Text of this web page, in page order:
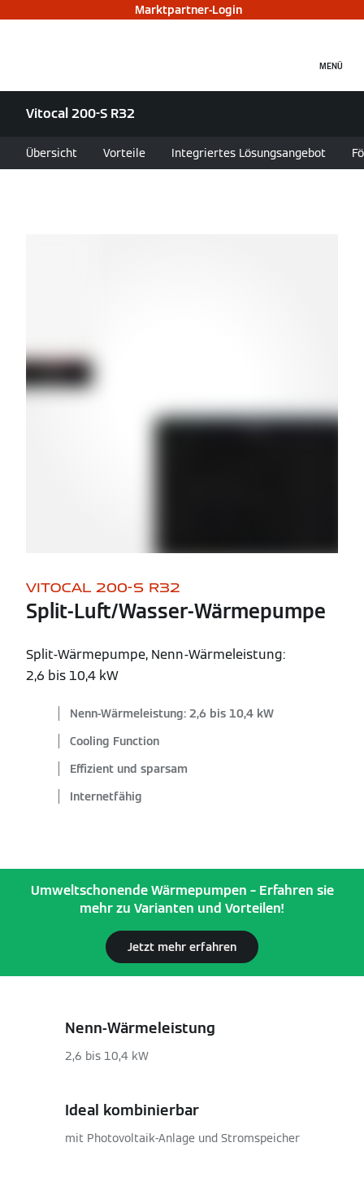
Marktpartner-Login
MENÜ
Vitocal 200-S R32
Übersicht Vorteile Integriertes Lösungsangebot
VITOCAL 200-S R32
Split-Luft/Wasser-Wärmepumpe
Split-Wärmepumpe, Nenn-Wärmeleistung:
2,6 bis 10,4 kW
Nenn-Wärmeleistung: 2,6 bis 10,4 kW
Cooling Function
Effizient und sparsam
Internetfähig
Umweltschonende Wärmepumpen – Erfahren sie
mehr zu Varianten und Vorteilen!
Jetzt mehr erfahren
Nenn-Wärmeleistung
2,6 bis 10,4 kW
Ideal kombinierbar
mit Photovoltaik-Anlage und Stromspeicher